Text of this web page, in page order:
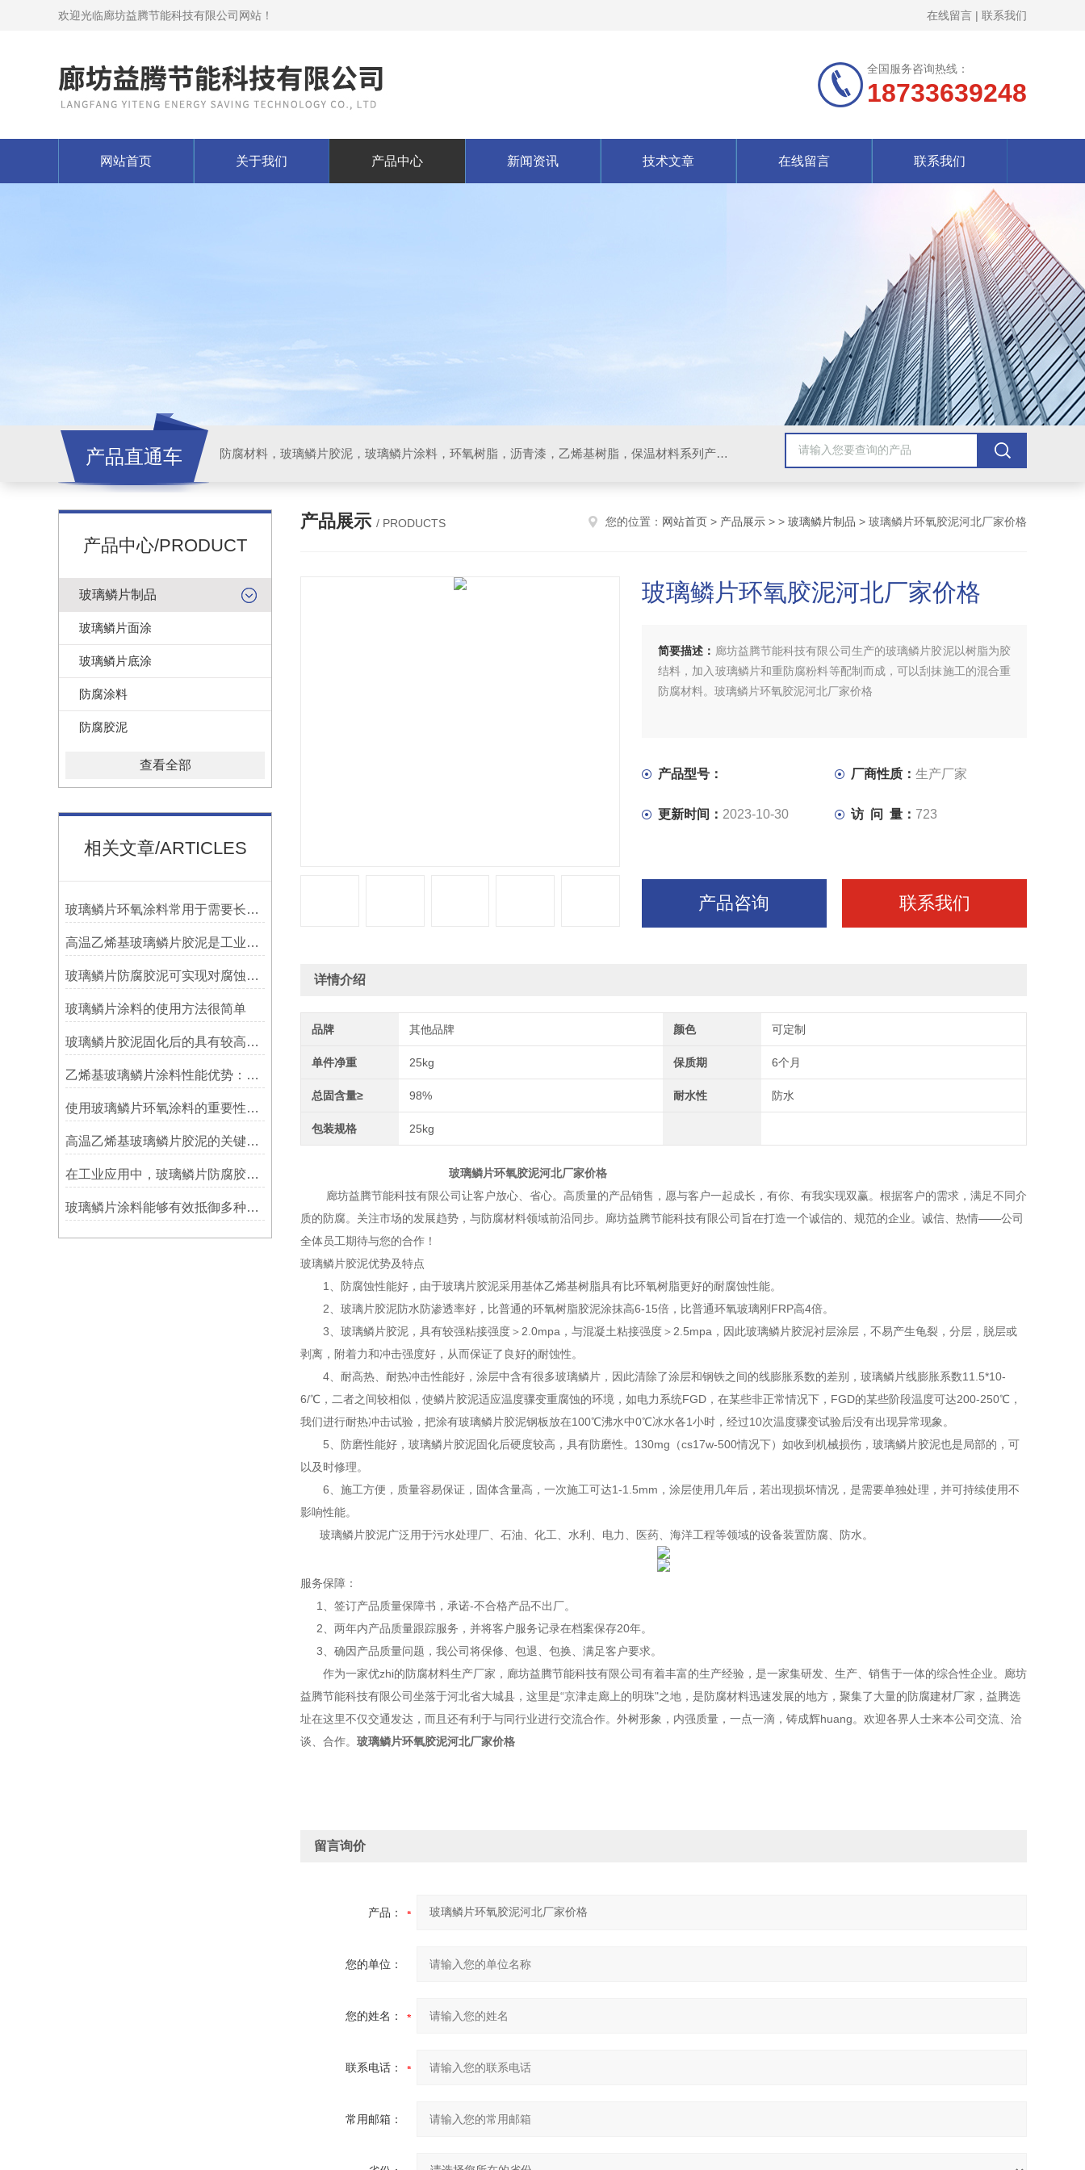
欢迎光临廊坊益腾节能科技有限公司网站！ 在线留言 | 联系我们
全国服务咨询热线：
18733639248
网站首页 关于我们 产品中心 新闻资讯 技术文章 在线留言 联系我们
产品直通车 防腐材料，玻璃鳞片胶泥，玻璃鳞片涂料，环氧树脂，沥青漆，乙烯基树脂，保温材料系列产品。
产品中心/PRODUCT
玻璃鳞片制品
玻璃鳞片面涂
玻璃鳞片底涂
防腐涂料
防腐胶泥
查看全部
相关文章/ARTICLES
玻璃鳞片环氧涂料常用于需要长期防腐蚀保护的场合中
高温乙烯基玻璃鳞片胶泥是工业防腐领域中的特殊材料
玻璃鳞片防腐胶泥可实现对腐蚀介质的有效阻隔
玻璃鳞片涂料的使用方法很简单
玻璃鳞片胶泥固化后的具有较高的硬度和耐磨性
乙烯基玻璃鳞片涂料性能优势：多重防护的协同效应
使用玻璃鳞片环氧涂料的重要性在哪里方面？
高温乙烯基玻璃鳞片胶泥的关键优势：从耐久性到施工适应性
在工业应用中，玻璃鳞片防腐胶泥展现出了多重防护作用
玻璃鳞片涂料能够有效抵御多种化学物质侵蚀
产品展示 / PRODUCTS 您的位置： 网站首页 > 产品展示 > > 玻璃鳞片制品 > 玻璃鳞片环氧胶泥河北厂家价格
玻璃鳞片环氧胶泥河北厂家价格
简要描述： 廊坊益腾节能科技有限公司生产的玻璃鳞片胶泥以树脂为胶
结料，加入玻璃鳞片和重防腐粉料等配制而成，可以刮抹施工的混合重
防腐材料。玻璃鳞片环氧胶泥河北厂家价格
产品型号： 厂商性质： 生产厂家
更新时间： 2023-10-30 访 问 量： 723
产品咨询 联系我们
详情介绍
品牌 其他品牌 颜色 可定制
单件净重 25kg 保质期 6个月
总固含量≥ 98% 耐水性 防水
包装规格 25kg
玻璃鳞片环氧胶泥河北厂家价格
廊坊益腾节能科技有限公司让客户放心、省心。高质量的产品销售，愿与客户一起成长，有你、有我实现双赢。根据客户的需求，满足不同介
质的防腐。关注市场的发展趋势，与防腐材料领域前沿同步。廊坊益腾节能科技有限公司旨在打造一个诚信的、规范的企业。诚信、热情——公司
全体员工期待与您的合作！
玻璃鳞片胶泥优势及特点
1、防腐蚀性能好，由于玻璃片胶泥采用基体乙烯基树脂具有比环氧树脂更好的耐腐蚀性能。
2、玻璃片胶泥防水防渗透率好，比普通的环氧树脂胶泥涂抹高6-15倍，比普通环氧玻璃刚FRP高4倍。
3、玻璃鳞片胶泥，具有较强粘接强度＞2.0mpa，与混凝土粘接强度＞2.5mpa，因此玻璃鳞片胶泥衬层涂层，不易产生龟裂，分层，脱层或
剥离，附着力和冲击强度好，从而保证了良好的耐蚀性。
4、耐高热、耐热冲击性能好，涂层中含有很多玻璃鳞片，因此清除了涂层和钢铁之间的线膨胀系数的差别，玻璃鳞片线膨胀系数11.5*10-
6/℃，二者之间较相似，使鳞片胶泥适应温度骤变重腐蚀的环境，如电力系统FGD，在某些非正常情况下，FGD的某些阶段温度可达200-250℃，
我们进行耐热冲击试验，把涂有玻璃鳞片胶泥钢板放在100℃沸水中0℃冰水各1小时，经过10次温度骤变试验后没有出现异常现象。
5、防磨性能好，玻璃鳞片胶泥固化后硬度较高，具有防磨性。130mg（cs17w-500情况下）如收到机械损伤，玻璃鳞片胶泥也是局部的，可
以及时修理。
6、施工方便，质量容易保证，固体含量高，一次施工可达1-1.5mm，涂层使用几年后，若出现损坏情况，是需要单独处理，并可持续使用不
影响性能。
玻璃鳞片胶泥广泛用于污水处理厂、石油、化工、水利、电力、医药、海洋工程等领域的设备装置防腐、防水。
服务保障：
1、签订产品质量保障书，承诺-不合格产品不出厂。
2、两年内产品质量跟踪服务，并将客户服务记录在档案保存20年。
3、确因产品质量问题，我公司将保修、包退、包换、满足客户要求。
作为一家优zhi的防腐材料生产厂家，廊坊益腾节能科技有限公司有着丰富的生产经验，是一家集研发、生产、销售于一体的综合性企业。廊坊
益腾节能科技有限公司坐落于河北省大城县，这里是“京津走廊上的明珠"之地，是防腐材料迅速发展的地方，聚集了大量的防腐建材厂家，益腾选
址在这里不仅交通发达，而且还有利于与同行业进行交流合作。外树形象，内强质量，一点一滴，铸成辉huang。欢迎各界人士来本公司交流、洽
谈、合作。 玻璃鳞片环氧胶泥河北厂家价格
留言询价
产品：
您的单位：
您的姓名：
联系电话：
常用邮箱：